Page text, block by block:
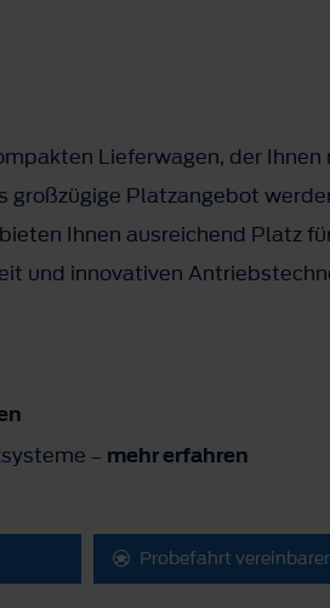
Lieferwagen, der
Platzangebot
Ihnen ausreichend Platz
und innovativen
– mehr erfahren
Probefahrt